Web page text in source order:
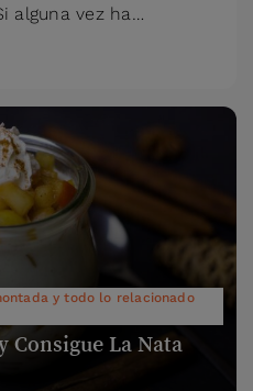
alguna vez ha…
y todo lo relacionado
Consigue La Nata